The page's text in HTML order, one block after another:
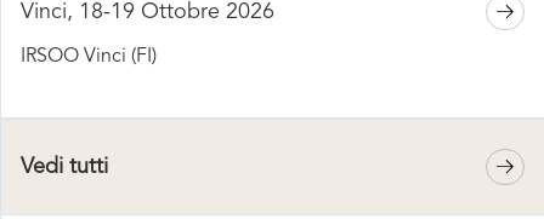
Vinci, 18-19 Ottobre 2026
IRSOO Vinci (FI)
Vedi tutti